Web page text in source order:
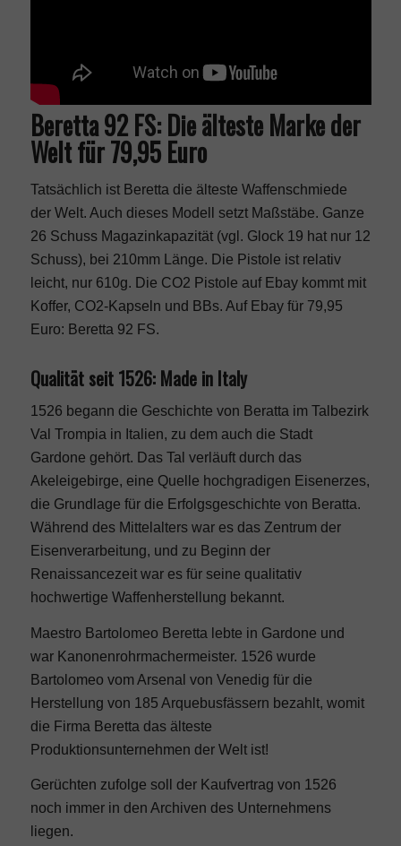
Beretta 92 FS: Die älteste Marke der
Welt für 79,95 Euro
Tatsächlich ist Beretta die älteste Waffenschmiede
der Welt. Auch dieses Modell setzt Maßstäbe. Ganze
26 Schuss Magazinkapazität (vgl. Glock 19 hat nur 12
Schuss), bei 210mm Länge. Die Pistole ist relativ
leicht, nur 610g. Die CO2 Pistole auf Ebay kommt mit
Koffer, CO2-Kapseln und BBs. Auf Ebay für 79,95
Euro: Beretta 92 FS.
Qualität seit 1526: Made in Italy
1526 begann die Geschichte von Beratta im Talbezirk
Val Trompia in Italien, zu dem auch die Stadt
Gardone gehört. Das Tal verläuft durch das
Akeleigebirge, eine Quelle hochgradigen Eisenerzes,
die Grundlage für die Erfolgsgeschichte von Beratta.
Während des Mittelalters war es das Zentrum der
Eisenverarbeitung, und zu Beginn der
Renaissancezeit war es für seine qualitativ
hochwertige Waffenherstellung bekannt.
Maestro Bartolomeo Beretta lebte in Gardone und
war Kanonenrohrmachermeister. 1526 wurde
Bartolomeo vom Arsenal von Venedig für die
Herstellung von 185 Arquebusfässern bezahlt, womit
die Firma Beretta das älteste
Produktionsunternehmen der Welt ist!
Gerüchten zufolge soll der Kaufvertrag von 1526
noch immer in den Archiven des Unternehmens
liegen.